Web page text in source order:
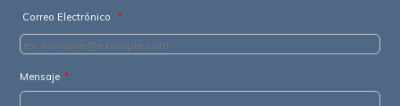
Correo Electrónico *
Mensaje *